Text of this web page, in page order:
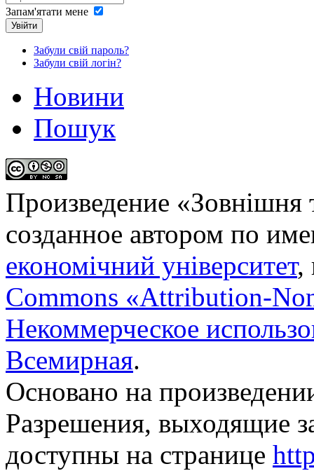
Запам'ятати мене
Увійти
Забули свій пароль?
Забули свій логін?
Новини
Пошук
Произведение «Зовнішня
созданное автором по
економічний університет,
Commons «Attribution-
Некоммерческое
Всемирная.
Основано на
Разрешения, выходящие
доступны на странице